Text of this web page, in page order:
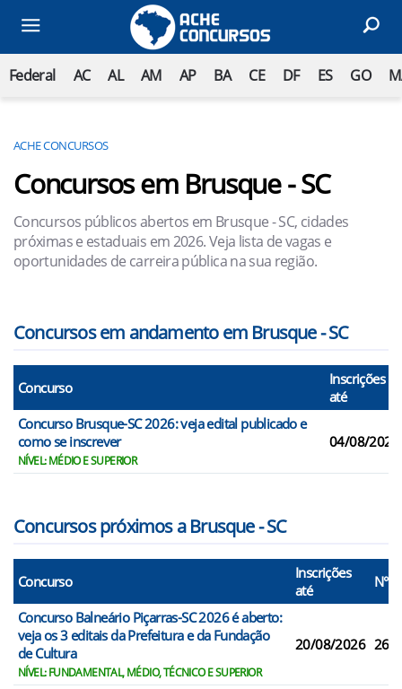
Federal AC AL AM AP BA CE DF ES GO
ACHE CONCURSOS
Concursos em Brusque - SC
Concursos públicos abertos em Brusque - SC, cidades
próximas e estaduais em 2026. Veja lista de vagas e
oportunidades de carreira pública na sua região.
Concursos em andamento em Brusque - SC
Concurso
Inscrições
até
Concurso Brusque-SC 2026: veja edital publicado e
como se inscrever
NÍVEL: MÉDIO E SUPERIOR
04/08/2026
Concursos próximos a Brusque - SC
Concurso
Inscrições
até
N°
Concurso Balneário Piçarras-SC 2026 é aberto:
veja os 3 editais da Prefeitura e da Fundação
de Cultura
NÍVEL: FUNDAMENTAL, MÉDIO, TÉCNICO E SUPERIOR
20/08/2026 26